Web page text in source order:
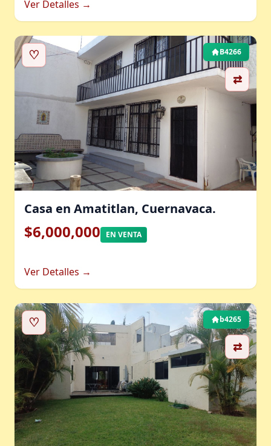
Ver Detalles →
♡
⇄
B4266
Casa en Amatitlan, Cuernavaca.
$6,000,000 EN VENTA
Ver Detalles →
♡
⇄
b4265